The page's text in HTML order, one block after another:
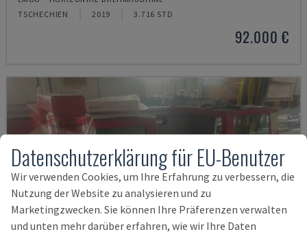
TSCHECHIEN 2019 3.716 STD
92.000 €
Datenschutzerklärung für EU-Benutzer
Wir verwenden Cookies, um Ihre Erfahrung zu verbessern, die
Nutzung der Website zu analysieren und zu
Marketingzwecken. Sie können Ihre Präferenzen verwalten
und unten mehr darüber erfahren, wie wir Ihre Daten